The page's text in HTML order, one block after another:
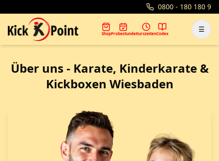
0800 - 180 180 9
ShopProbestundeKurszeitenCodex ☰
Über uns - Karate, Kinderkarate &
Kickboxen Wiesbaden